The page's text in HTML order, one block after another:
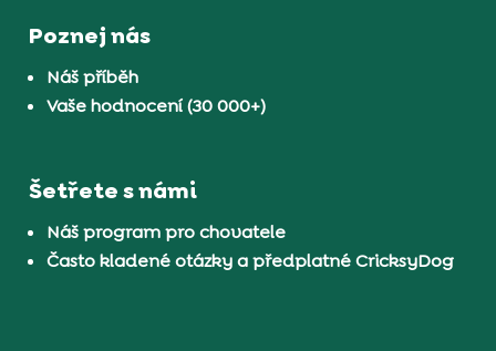
Poznej nás
Náš příběh
Vaše hodnocení (30 000+)
Šetřete s námi
Náš program pro chovatele
Často kladené otázky a předplatné CricksyDog